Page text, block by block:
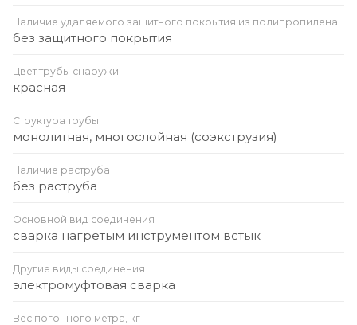
Наличие удаляемого защитного покрытия из полипропилена
без защитного покрытия
Цвет трубы снаружи
красная
Структура трубы
монолитная, многослойная (соэкструзия)
Наличие раструба
без раструба
Основной вид соединения
сварка нагретым инструментом встык
Другие виды соединения
электромуфтовая сварка
Вес погонного метра, кг